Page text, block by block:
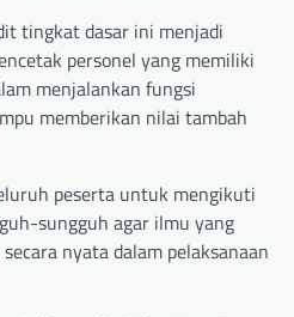
tingkat dasar ini menjadi
personel yang memiliki
menjalankan fungsi
memberikan nilai tambah
peserta untuk mengikuti
sungguh agar ilmu yang
nyata dalam pelaksanaan